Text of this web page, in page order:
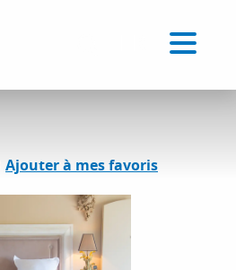
aux favoris
Ajouter à mes favoris